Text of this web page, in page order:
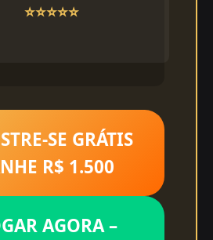
⭐⭐⭐⭐⭐
SE GRÁTIS
R$ 1.500
AGORA –